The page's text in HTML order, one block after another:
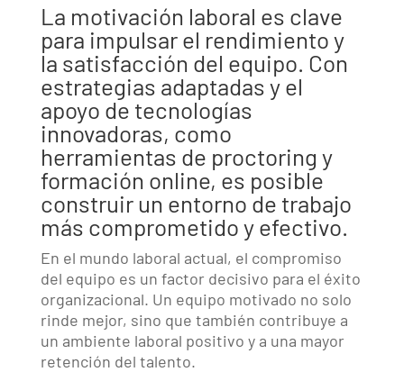
La motivación laboral es clave
para impulsar el rendimiento y
la satisfacción del equipo. Con
estrategias adaptadas y el
apoyo de tecnologías
innovadoras, como
herramientas de proctoring y
formación online, es posible
construir un entorno de trabajo
más comprometido y efectivo.
En el mundo laboral actual, el compromiso
del equipo es un factor decisivo para el éxito
organizacional. Un equipo motivado no solo
rinde mejor, sino que también contribuye a
un ambiente laboral positivo y a una mayor
retención del talento.